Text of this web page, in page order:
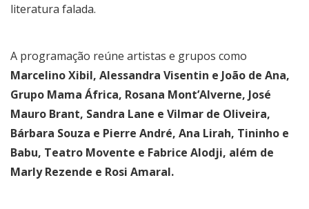
literatura falada.
A programação reúne artistas e grupos como
Marcelino Xibil, Alessandra Visentin e João de Ana,
Grupo Mama África, Rosana Mont’Alverne, José
Mauro Brant, Sandra Lane e Vilmar de Oliveira,
Bárbara Souza e Pierre André, Ana Lirah, Tininho e
Babu, Teatro Movente e Fabrice Alodji, além de
Marly Rezende e Rosi Amaral.